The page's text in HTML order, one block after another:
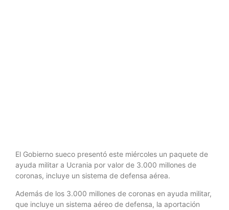
El Gobierno sueco presentó este miércoles un paquete de
ayuda militar a Ucrania por valor de 3.000 millones de
coronas, incluye un sistema de defensa aérea.
Además de los 3.000 millones de coronas en ayuda militar,
que incluye un sistema aéreo de defensa, la aportación